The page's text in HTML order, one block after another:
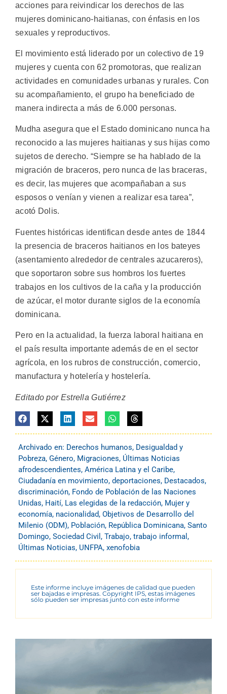
acciones para reivindicar los derechos de las
mujeres dominicano-haitianas, con énfasis en los
sexuales y reproductivos.
El movimiento está liderado por un colectivo de 19
mujeres y cuenta con 62 promotoras, que realizan
actividades en comunidades urbanas y rurales. Con
su acompañamiento, el grupo ha beneficiado de
manera indirecta a más de 6.000 personas.
Mudha asegura que el Estado dominicano nunca ha
reconocido a las mujeres haitianas y sus hijas como
sujetos de derecho. “Siempre se ha hablado de la
migración de braceros, pero nunca de las braceras,
es decir, las mujeres que acompañaban a sus
esposos o venían y vienen a realizar esa tarea”,
acotó Dolis.
Fuentes históricas identifican desde antes de 1844
la presencia de braceros haitianos en los bateyes
(asentamiento alrededor de centrales azucareros),
que soportaron sobre sus hombros los fuertes
trabajos en los cultivos de la caña y la producción
de azúcar, el motor durante siglos de la economía
dominicana.
Pero en la actualidad, la fuerza laboral haitiana en
el país resulta importante además de en el sector
agrícola, en los rubros de construcción, comercio,
manufactura y hotelería y hostelería.
Editado por Estrella Gutiérrez
Archivado en: Derechos humanos, Desigualdad y
Pobreza, Género, Migraciones, Últimas Noticias
afrodescendientes, América Latina y el Caribe,
Ciudadanía en movimiento, deportaciones, Destacados,
discriminación, Fondo de Población de las Naciones
Unidas, Haití, Las elegidas de la redacción, Mujer y
economía, nacionalidad, Objetivos de Desarrollo del
Milenio (ODM), Población, República Dominicana, Santo
Domingo, Sociedad Civil , Trabajo, trabajo informal ,
Últimas Noticias, UNFPA, xenofobia
Este informe incluye imágenes de calidad que pueden
ser bajadas e impresas. Copyright IPS, estas imágenes
sólo pueden ser impresas junto con este informe